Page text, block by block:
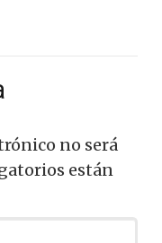
no será
están